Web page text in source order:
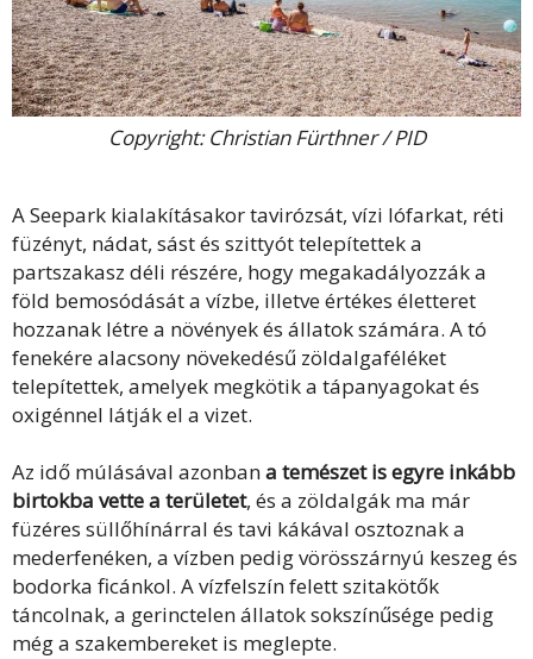
Copyright: Christian Fürthner / PID
A Seepark kialakításakor tavirózsát, vízi lófarkat, réti
füzényt, nádat, sást és szittyót telepítettek a
partszakasz déli részére, hogy megakadályozzák a
föld bemosódását a vízbe, illetve értékes életteret
hozzanak létre a növények és állatok számára. A tó
fenekére alacsony növekedésű zöldalgaféléket
telepítettek, amelyek megkötik a tápanyagokat és
oxigénnel látják el a vizet.
Az idő múlásával azonbana temészet is egyre inkább
birtokba vette a területet, és a zöldalgák ma már
füzéres süllőhínárral és tavi kákával osztoznak a
mederfenéken, a vízben pedig vörösszárnyú keszeg és
bodorka ficánkol. A vízfelszín felett szitakötők
táncolnak, a gerinctelen állatok sokszínűsége pedig
még a szakembereket is meglepte.